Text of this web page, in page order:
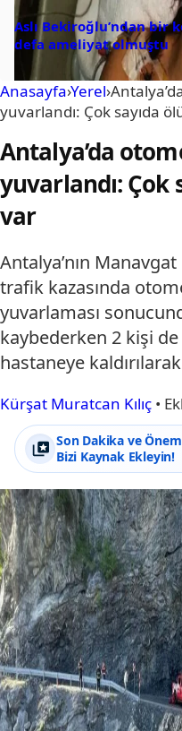
Aslı Bekiroğlu’ndan bir
defa ameliyat olmuştu
Anasayfa›Yerel›
yuvarlandı: Çok sayıda
Antalya’da
yuvarlandı: Çok
var
Antalya’nın
trafik kazasında
yuvarlaması
kaybederken 2 kişi de
hastaneye
Kürşat Muratcan Kılıç •
Son Dakika ve
Bizi Kaynak Ekleyin!